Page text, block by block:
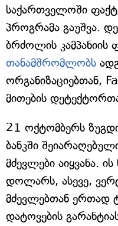
საქართველოში
პროგრამა გაუშვა.
ბრძოლის
თანამშრომლობს
ორგანიზაციებთან,
მითების
21 ოქტომბერს
ბანკში
მძევლები აიყვანა.
დოლარს, ასევე,
მძევლებთან ერთად
დატოვების